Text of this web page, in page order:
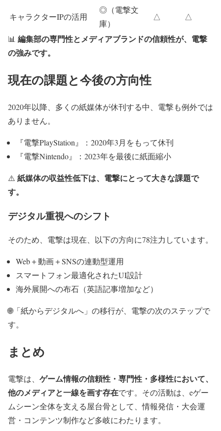
キャラクターIPの活用
◎（電撃文
庫）
△ △
📊 編集部の専門性とメディアブランドの信頼性が、電撃
の強みです。
現在の課題と今後の方向性
2020年以降、多くの紙媒体が休刊する中、電撃も例外では
ありません。
『電撃PlayStation』：2020年3月をもって休刊
『電撃Nintendo』：2023年を最後に紙面縮小
⚠️ 紙媒体の収益性低下は、電撃にとって大きな課題で
す。
デジタル重視へのシフト
そのため、電撃は現在、以下の方向に78注力しています。
Web＋動画＋SNSの連動型運用
スマートフォン最適化されたUI設計
海外展開への布石（英語記事増加など）
🌐「紙からデジタルへ」の移行が、電撃の次のステップで
す。
まとめ
電撃は、 ゲーム情報の信頼性・専門性・多様性において、
他のメディアと一線を画す存在です。 その活動は、 eゲー
ムシーン全体を支える屋台骨として、情報発信・大会運
営・コンテンツ制作など多岐にわたります。